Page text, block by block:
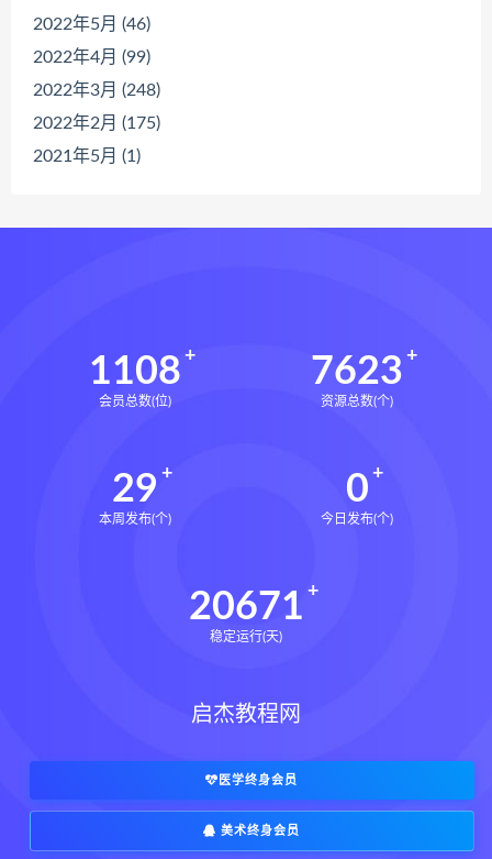
2022年5月 (46)
2022年4月 (99)
2022年3月 (248)
2022年2月 (175)
2021年5月 (1)
1108
会员总数(位)
7623
资源总数(个)
29
本周发布(个)
0
今日发布(个)
20671
稳定运行(天)
启杰教程网
医学终身会员
美术终身会员